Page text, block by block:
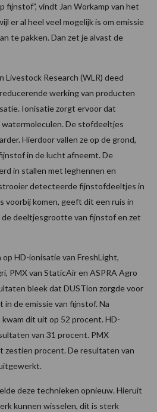
fijnstof”, vindt Jan Workamp van het
er al heel veel mogelijk is om emissie
te pakken. Dan zet je alvast de
Livestock Research (WLR) deed
werking van producten
Ionisatie zorgt ervoor dat
De stofdeeltjes
Hierdoor vallen ze op de grond,
in de lucht afneemt. De
in stallen met leghennen en
detecteerde fijnstofdeeltjes in
voorbij komen, geeft dit een ruis in
de deeltjesgrootte van fijnstof en zet
HD-ionisatie van FreshLight,
PMX van StaticAir en ASPRA Agro
bleek dat DUSTion zorgde voor
in de emissie van fijnstof. Na
dit uit op 52 procent. HD-
van 31 procent. PMX
zestien procent. De resultaten van
deze technieken opnieuw. Hieruit
kunnen wisselen, dit is sterk